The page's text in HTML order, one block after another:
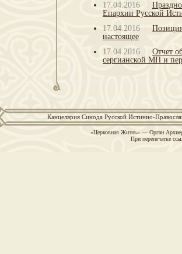
17.04.2016
Епархии Русской
17.04.2016
настоящее
17.04.2016
Отчет
сергианской МП и
Канцелярия Синода Русской Истинно-
«Церковная Жизнь» — Орган
При перепечатке